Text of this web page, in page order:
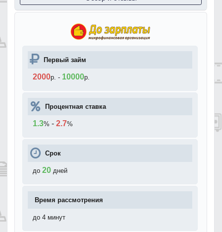
Первый займ
2000р. - 10000р.
Процентная ставка
1.3% - 2.7%
Срок
до 20 дней
Время рассмотрения
до 4 минут